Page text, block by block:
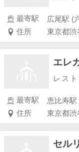
最寄駅
住所
東京都渋
エレ
レス
最寄駅
住所
東京都渋
セル